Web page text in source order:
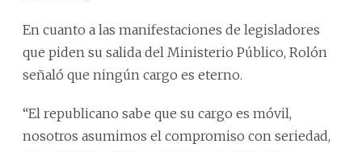
En cuanto a las manifestaciones de legisladores
que piden su salida del Ministerio Público, Rolón
señaló que ningún cargo es eterno.
“El republicano sabe que su cargo es móvil,
nosotros asumimos el compromiso con seriedad,